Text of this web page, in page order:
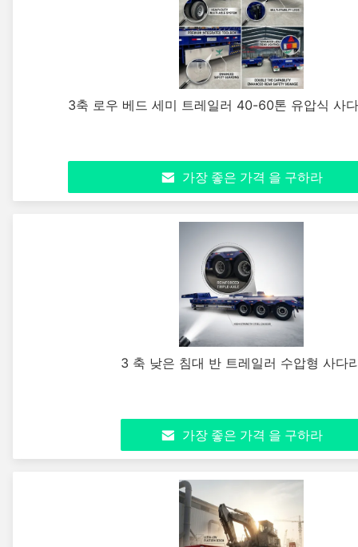
3축 로우 베드 세미 트레일러 40-60톤 유압식 사
가장 좋은 가격 을 구하라
3 축 낮은 침대 반 트레일러 수압형 사다
가장 좋은 가격 을 구하라